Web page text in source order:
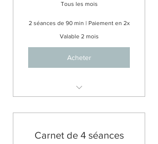
Tous les mois
2 séances de 90 min | Paiement en 2x
Valable 2 mois
Acheter
visuelle
Carnet de 4 séances